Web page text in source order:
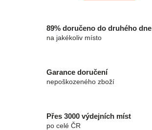
89% doručeno do druhého dne
na jakékoliv místo
Garance doručení
nepoškozeného zboží
Přes 3000 výdejních míst
po celé ČR